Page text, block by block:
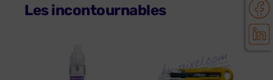
Les incontournables